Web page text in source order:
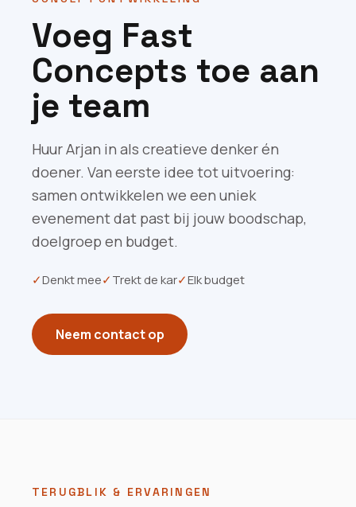
Voeg Fast
Concepts toe aan
je team
Huur Arjan in als creatieve denker én
doener. Van eerste idee tot uitvoering:
samen ontwikkelen we een uniek
evenement dat past bij jouw boodschap,
doelgroep en budget.
✓Denkt mee✓Trekt de kar✓Elk budget
Neem contact op
TERUGBLIK & ERVARINGEN